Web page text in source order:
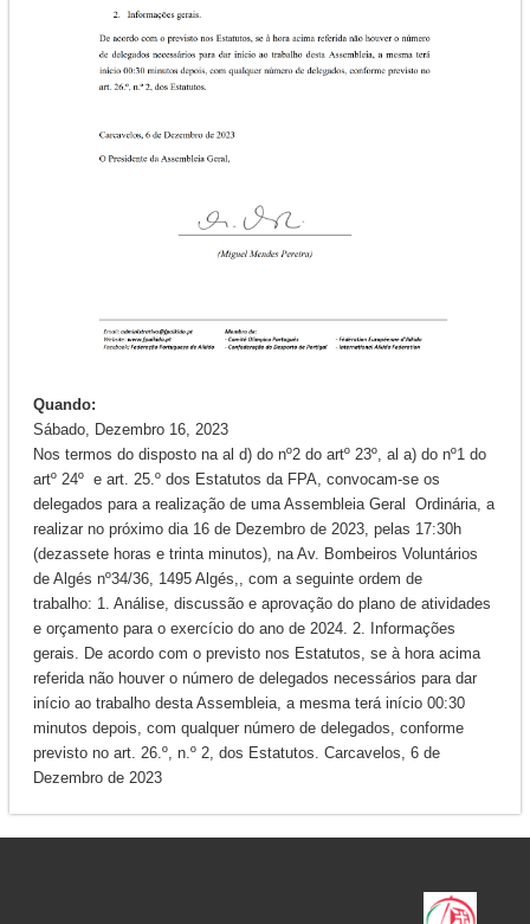
Quando:
Sábado, Dezembro 16, 2023
Nos termos do disposto na al d) do nº2 do artº 23º, al a) do nº1 do
artº 24º e art. 25.º dos Estatutos da FPA, convocam-se os
delegados para a realização de uma Assembleia Geral Ordinária, a
realizar no próximo dia 16 de Dezembro de 2023, pelas 17:30h
(dezassete horas e trinta minutos), na Av. Bombeiros Voluntários
de Algés nº34/36, 1495 Algés,, com a seguinte ordem de
trabalho: 1. Análise, discussão e aprovação do plano de atividades
e orçamento para o exercício do ano de 2024. 2. Informações
gerais. De acordo com o previsto nos Estatutos, se à hora acima
referida não houver o número de delegados necessários para dar
início ao trabalho desta Assembleia, a mesma terá início 00:30
minutos depois, com qualquer número de delegados, conforme
previsto no art. 26.º, n.º 2, dos Estatutos. Carcavelos, 6 de
Dezembro de 2023